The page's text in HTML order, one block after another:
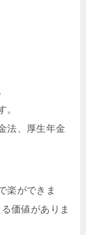
。
法、厚生年金
楽ができま
価値がありま